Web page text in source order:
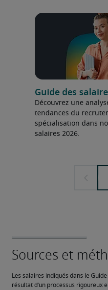
Guide des
Découvrez une
tendances du
spécialisation dans
salaires 2026.
Les salaires indiqués dans le
résultat d’un processus rigoureux